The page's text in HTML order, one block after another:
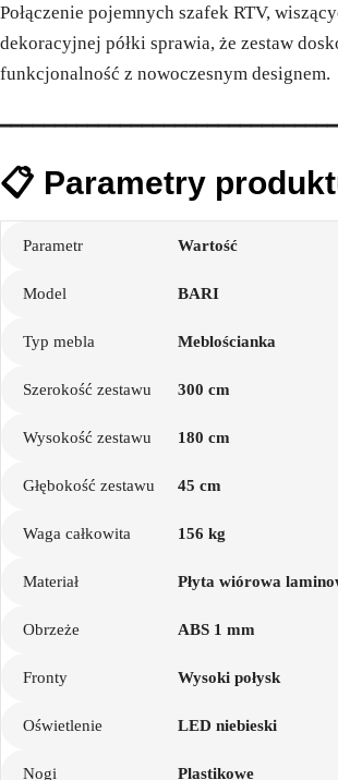
Połączenie pojemnych szafek RTV,
dekoracyjnej półki sprawia, że zestaw
funkcjonalność z nowoczesnym designem.
📋 Parametry
Parametr Wartość
Model BARI
Typ mebla Meblościanka
Szerokość zestawu 300 cm
Wysokość zestawu 180 cm
Głębokość zestawu 45 cm
Waga całkowita 156 kg
Materiał Płyta wiórowa
Obrzeże ABS 1 mm
Fronty Wysoki połysk
Oświetlenie LED niebieski
Nogi Plastikowe